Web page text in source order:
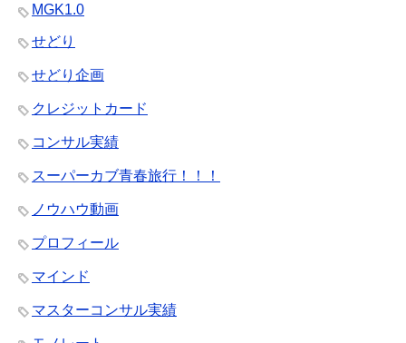
MGK1.0
せどり
せどり企画
クレジットカード
コンサル実績
スーパーカブ青春旅行！！！
ノウハウ動画
プロフィール
マインド
マスターコンサル実績